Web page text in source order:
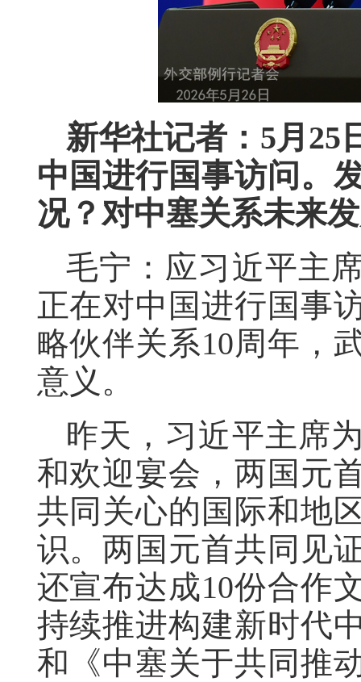
新华社记者：5月25
中国进行国事访问。
况？对中塞关系未来
毛宁：应习近平主
正在对中国进行国事
略伙伴关系10周年，
意义。
昨天，习近平主席
和欢迎宴会，两国元
共同关心的国际和地
识。两国元首共同见
还宣布达成10份合作
持续推进构建新时代
和《中塞关于共同推